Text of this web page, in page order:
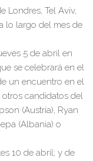
Londres, Tel Aviv,
lo largo del mes de
5 de abril en
se celebrará en el
un encuentro en el
otros candidatos del
(Austria), Ryan
(Albania) o
10 de abril; y de